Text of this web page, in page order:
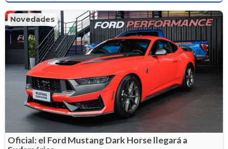
Novedades
Oficial: el Ford Mustang Dark Horse llegará a